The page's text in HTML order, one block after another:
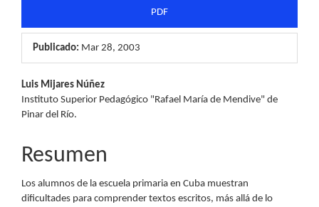
PDF
Publicado: Mar 28, 2003
Contenido
principal
artículo
Luis Mijares Núñez
Instituto Superior Pedagógico "Rafael María de Mendive" de
Pinar del Río.
Resumen
Los alumnos de la escuela primaria en Cuba muestran
dificultades para comprender textos escritos, más allá de lo